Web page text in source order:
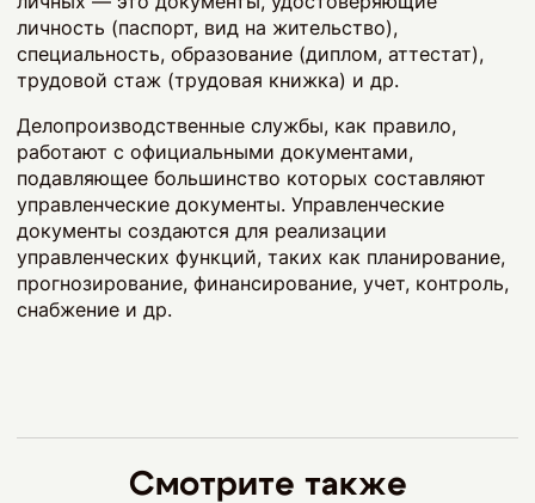
личность (паспорт, вид на жительство),
специальность, образование (диплом, аттестат),
трудовой стаж (трудовая книжка) и др.
Делопроизводственные службы, как правило,
работают с официальными документами,
подавляющее большинство которых составляют
управленческие документы. Управленческие
документы создаются для реализации
управленческих функций, таких как планирование,
прогнозирование, финансирование, учет, контроль,
снабжение и др.
Смотрите также